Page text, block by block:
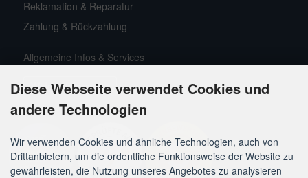
Reklamation & Reparatur
Zahlung & Rückzahlung
Allgemeine Infos & Services
Widerrufsformular
Diese Webseite verwendet Cookies und
andere Technologien
Wir verwenden Cookies und ähnliche Technologien, auch von
Drittanbietern, um die ordentliche Funktionsweise der Website zu
gewährleisten, die Nutzung unseres Angebotes zu analysieren